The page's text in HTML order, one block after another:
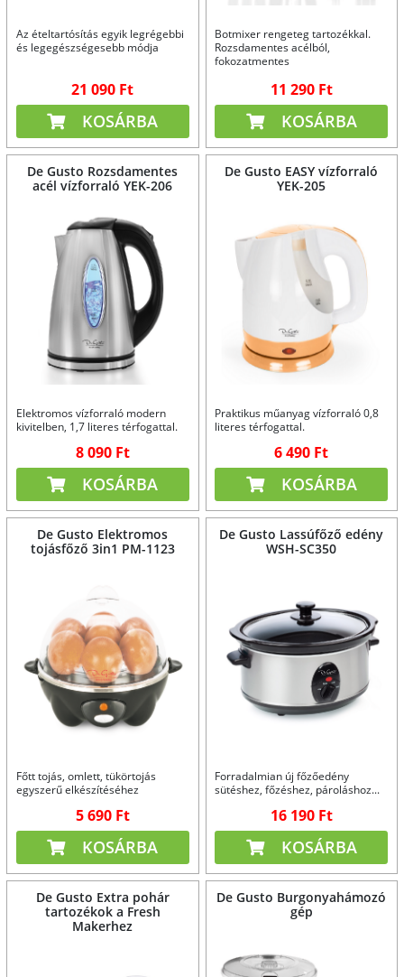
Az ételtartósítás egyik legrégebbi
és legegészségesebb módja
21 090 Ft
KOSÁRBA
Botmixer rengeteg tartozékkal.
Rozsdamentes acélból,
fokozatmentes
11 290 Ft
KOSÁRBA
De Gusto Rozsdamentes
acél vízforraló YEK-206
Elektromos vízforraló modern
kivitelben, 1,7 literes térfogattal.
8 090 Ft
KOSÁRBA
De Gusto EASY vízforraló
YEK-205
Praktikus műanyag vízforraló 0,8
literes térfogattal.
6 490 Ft
KOSÁRBA
De Gusto Elektromos
tojásfőző 3in1 PM-1123
Főtt tojás, omlett, tükörtojás
egyszerű elkészítéséhez
5 690 Ft
KOSÁRBA
De Gusto Lassúfőző edény
WSH-SC350
Forradalmian új főzőedény
sütéshez, főzéshez, pároláshoz...
16 190 Ft
KOSÁRBA
De Gusto Extra pohár
tartozékok a Fresh
Makerhez
De Gusto Burgonyahámozó
gép